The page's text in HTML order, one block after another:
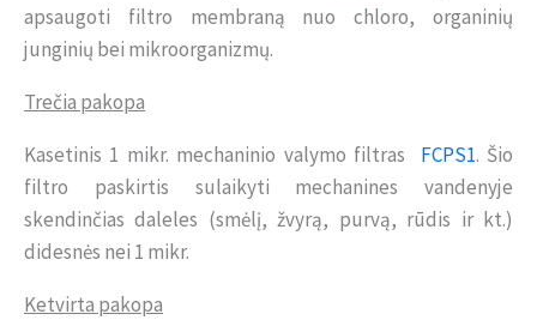
apsaugoti filtro membraną nuo chloro, organinių
junginių bei mikroorganizmų.
Trečia pakopa
Kasetinis 1 mikr. mechaninio valymo filtras FCPS1. Šio
filtro paskirtis sulaikyti mechanines vandenyje
skendinčias daleles (smėlį, žvyrą, purvą, rūdis ir kt.)
didesnės nei 1 mikr.
Ketvirta pakopa